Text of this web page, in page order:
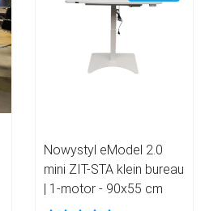
Nowystyl eModel 2.0
mini ZIT-STA klein bureau
| 1-motor - 90x55 cm